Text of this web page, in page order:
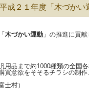
平成２１年度「木づかい
木づかい運動」の推進に貢
用品まで約1000種類の全国
買意欲をそそるチラシの制
士村）